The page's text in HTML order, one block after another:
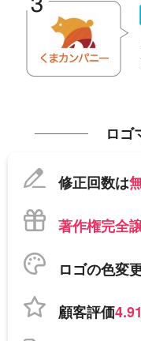
ロゴ
修正回数は
著作権完全
ロゴの色変
顧客評価4.91